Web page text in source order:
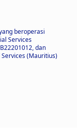
beroperasi
Services
dan
Services (Mauritius)